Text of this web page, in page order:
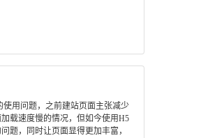
用问题，之前建站页面主张减少
载速度慢的情况，但如今使用H5
题，同时让页面显得更加丰富，